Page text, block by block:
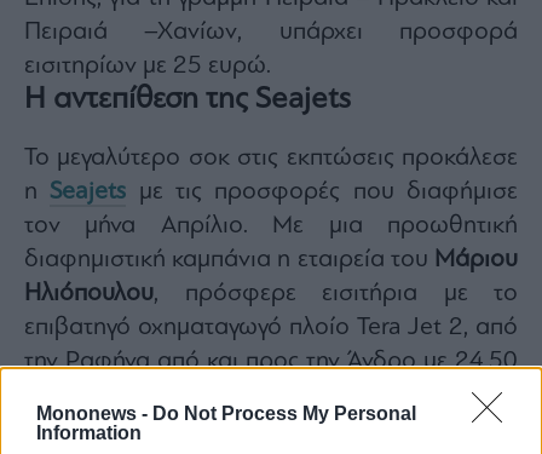
Mononews - Do Not Process My Personal
Information
Πειραιά –Χανίων, υπάρχει προσφορά
εισιτηρίων με 25 ευρώ.
Η αντεπίθεση της Seajets
Το μεγαλύτερο σοκ στις εκπτώσεις προκάλεσε
η Seajets με τις προσφορές που διαφήμισε
τον μήνα Απρίλιο. Με μια προωθητική
διαφημιστική καμπάνια η εταιρεία του Μάριου
Ηλιόπουλου, πρόσφερε εισιτήρια με το
επιβατηγό οχηματαγωγό πλοίο Tera Jet 2, από
την Ραφήνα από και προς την Άνδρο με 24,50
ευρώ και από την Ραφήνα από και προς την
Τήνο με 29.70 ευρώ.